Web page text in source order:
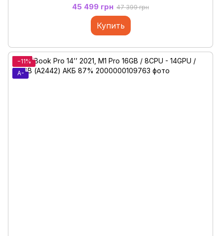
45 499 грн 47 399 грн
Купить
−11%
A-